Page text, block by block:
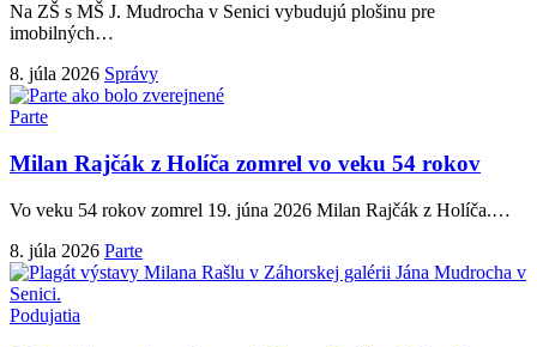
Na ZŠ s MŠ J. Mudrocha v Senici vybudujú plošinu pre
imobilných…
8. júla 2026 Správy
Parte
Milan Rajčák z Holíča zomrel vo veku 54 rokov
Vo veku 54 rokov zomrel 19. júna 2026 Milan Rajčák z Holíča.…
8. júla 2026 Parte
Podujatia